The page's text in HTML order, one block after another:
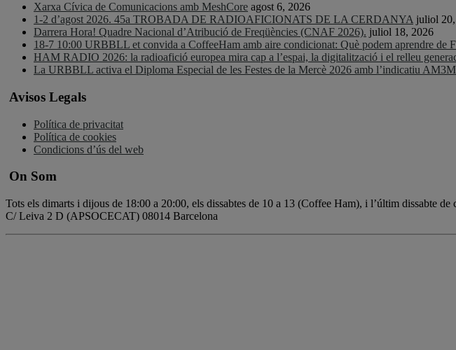
Xarxa Cívica de Comunicacions amb MeshCore agost 6, 2026
1-2 d’agost 2026. 45a TROBADA DE RADIOAFICIONATS DE LA CERDANYA juliol
Darrera Hora! Quadre Nacional d’Atribució de Freqüències (CNAF 2026). juliol 18, 2026
18-7 10:00 URBBLL et convida a CoffeeHam amb aire condicionat: Què podem aprendre de
HAM RADIO 2026: la radioafició europea mira cap a l’espai, la digitalització i el relleu
La URBBLL activa el Diploma Especial de les Festes de la Mercè 2026 amb l’indicatiu
Avisos Legals
Política de privacitat
Política de cookies
Condicions d’ús del web
On Som
Tots els dimarts i dijous de 18:00 a 20:00, els dissabtes de 10 a 13 (Coffee Ham), i l’últim dissabte de
C/ Leiva 2 D (APSOCECAT) 08014 Barcelona